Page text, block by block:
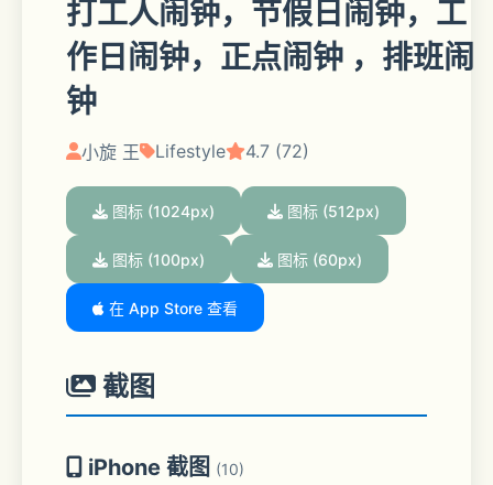
打工人闹钟，节假日闹钟，工
作日闹钟，正点闹钟 ，排班闹
钟
小旋 王 Lifestyle 4.7 (72)
图标 (1024px) 图标 (512px)
图标 (100px) 图标 (60px)
在 App Store 查看
截图
iPhone 截图 (10)